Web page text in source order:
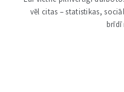
vēl citas – statistikas,
brīdī